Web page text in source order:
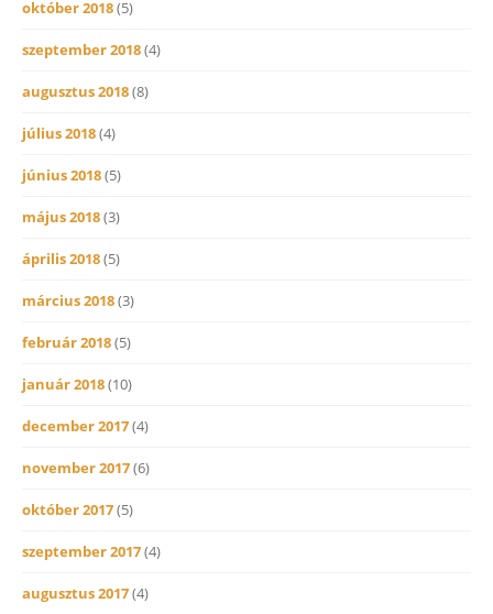
október 2018(5)
szeptember 2018(4)
augusztus 2018(8)
július 2018(4)
június 2018(5)
május 2018(3)
április 2018(5)
március 2018(3)
február 2018(5)
január 2018(10)
december 2017(4)
november 2017(6)
október 2017(5)
szeptember 2017(4)
augusztus 2017(4)